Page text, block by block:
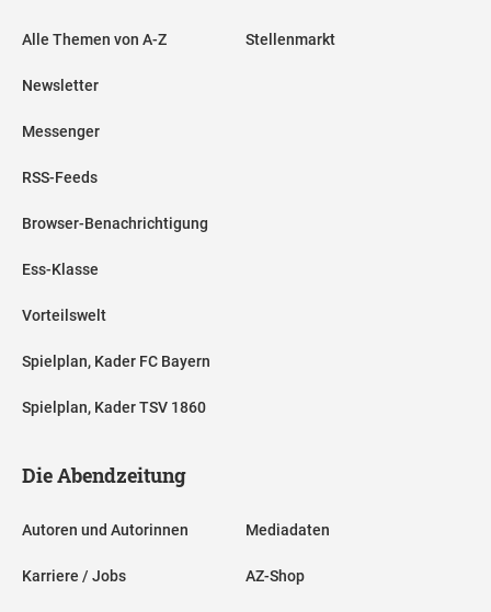
Alle Themen von A-Z
Newsletter
Messenger
RSS-Feeds
Browser-Benachrichtigung
Ess-Klasse
Vorteilswelt
Spielplan, Kader FC Bayern
Spielplan, Kader TSV 1860
Stellenmarkt
Die Abendzeitung
Autoren und Autorinnen
Karriere / Jobs
Mediadaten
AZ-Shop